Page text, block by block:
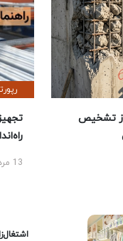
تشخیص
رپورتاژ
13 مرداد 1405